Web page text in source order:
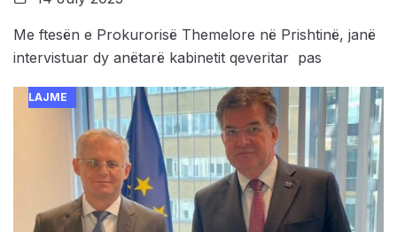
Me ftesën e Prokurorisë Themelore në Prishtinë, janë
intervistuar dy anëtarë kabinetit qeveritar pas
LAJME